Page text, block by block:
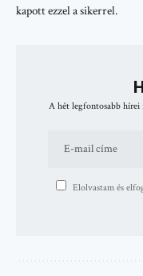
kapott ezzel a sikerrel.
A hét legfontosabb hírei
Elolvastam és